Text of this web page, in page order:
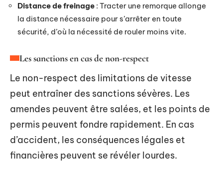
Distance de freinage : Tracter une remorque allonge
la distance nécessaire pour s’arrêter en toute
sécurité, d’où la nécessité de rouler moins vite.
Les sanctions en cas de non-respect
Le non-respect des limitations de vitesse
peut entraîner des sanctions sévères. Les
amendes peuvent être salées, et les points de
permis peuvent fondre rapidement. En cas
d’accident, les conséquences légales et
financières peuvent se révéler lourdes.